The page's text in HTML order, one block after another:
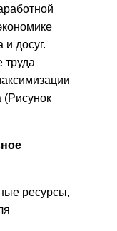
и досуг.
труда
(Рисунок
ресурсы,